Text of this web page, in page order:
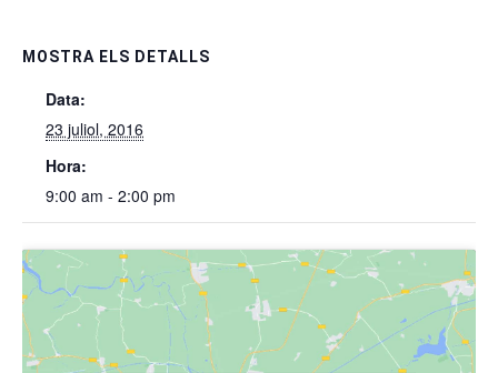
MOSTRA ELS DETALLS
Data:
23 juliol, 2016
Hora:
9:00 am - 2:00 pm